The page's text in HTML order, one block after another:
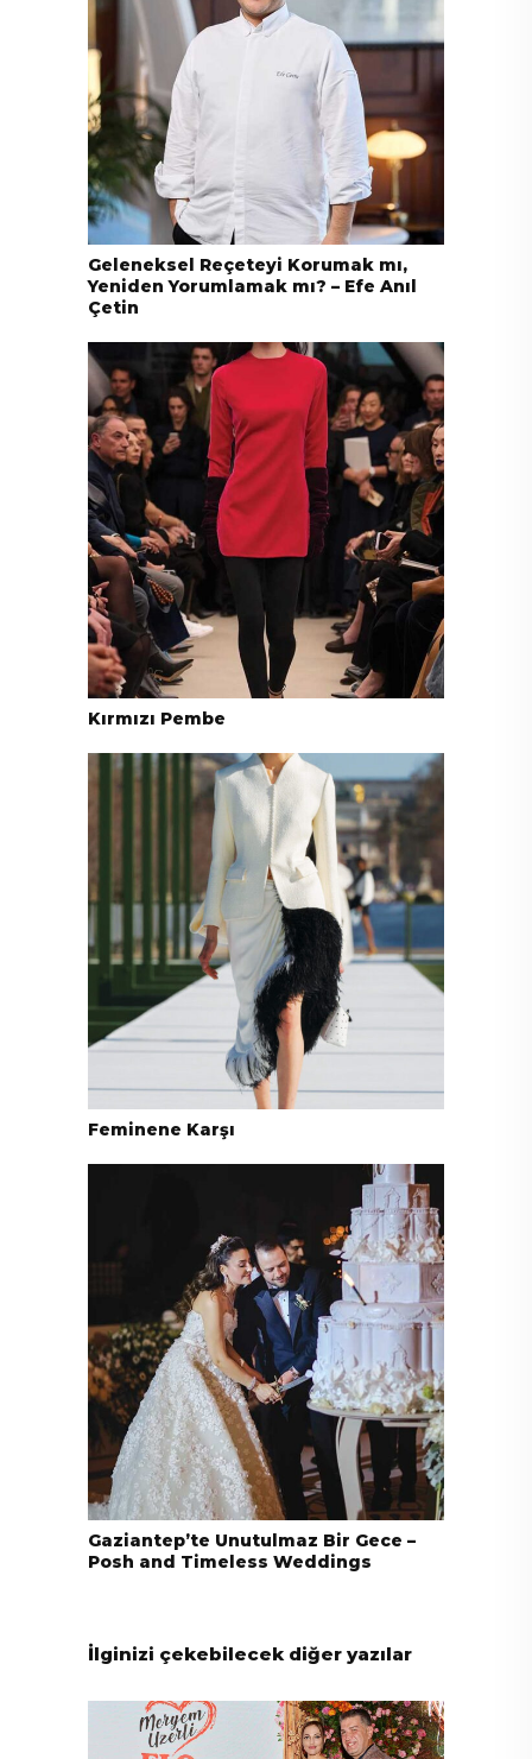
Geleneksel Reçeteyi Korumak mı,
Yeniden Yorumlamak mı? – Efe Anıl
Çetin
Kırmızı Pembe
Feminene Karşı
Gaziantep’te Unutulmaz Bir Gece –
Posh and Timeless Weddings
İlginizi çekebilecek diğer yazılar